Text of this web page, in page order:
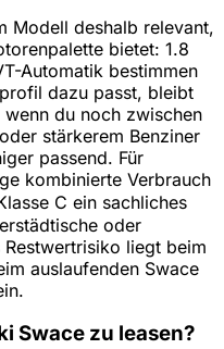
Modell deshalb relevant,
bietet: 1.8
Automatik bestimmen
dazu passt, bleibt
du noch zwischen
stärkerem Benziner
passend. Für
kombinierte Verbrauch
C ein sachliches
oder
liegt beim
auslaufenden Swace
Swace zu leasen?